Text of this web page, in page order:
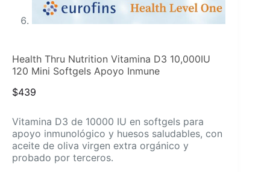
Health Thru Nutrition Vitamina D3 10,000IU
120 Mini Softgels Apoyo Inmune
$439
Vitamina D3 de 10000 IU en softgels para
apoyo inmunológico y huesos saludables, con
aceite de oliva virgen extra orgánico y
probado por terceros.